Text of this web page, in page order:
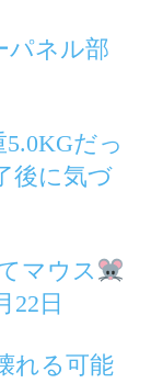
パネル部
だっ
後に気づ
マウス
22日
れる可能